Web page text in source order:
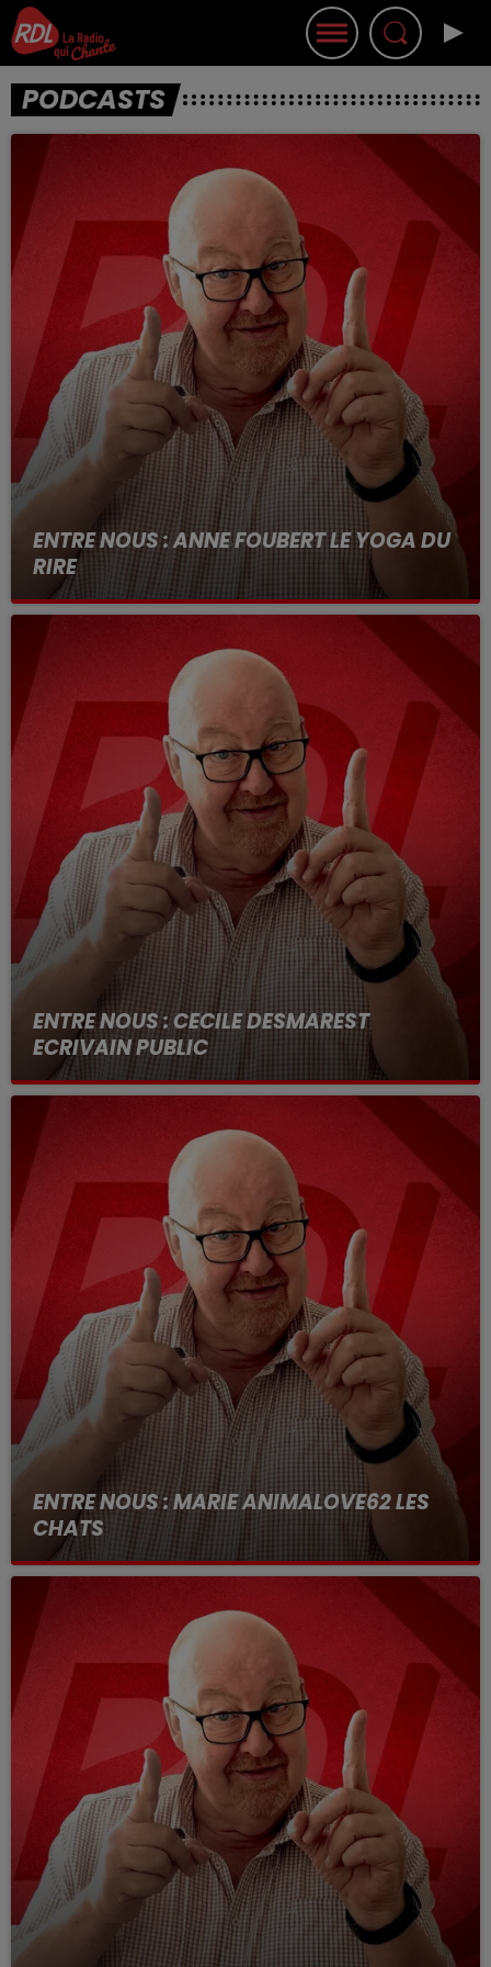
PODCASTS
ENTRE NOUS : ANNE FOUBERT LE YOGA DU
RIRE
Entre nous tous les jours de 12h a 14h
ENTRE NOUS : CECILE DESMAREST
ECRIVAIN PUBLIC
Entre nous tous les jours de 12h a 14h
ENTRE NOUS : MARIE ANIMALOVE62 LES
CHATS
Entre nous tous les jours de 12h a 14h